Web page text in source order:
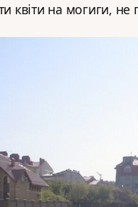
квіти на могиги,